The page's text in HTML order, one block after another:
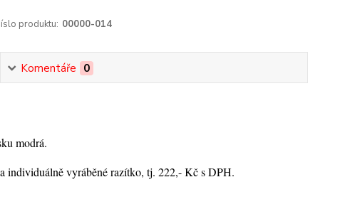
produktu: 00000-014
Komentáře 0
modrá.
individuálně vyráběné razítko, tj. 222,- Kč s DPH.